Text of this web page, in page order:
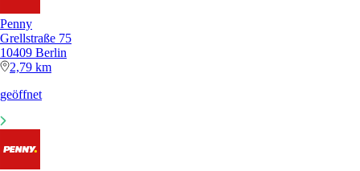
Penny
Grellstraße 75
10409 Berlin
2,79 km
geöffnet